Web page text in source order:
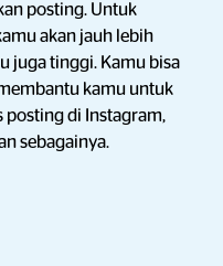
posting. Untuk
akan jauh lebih
juga tinggi. Kamu bisa
kamu untuk
posting di Instagram,
sebagainya.